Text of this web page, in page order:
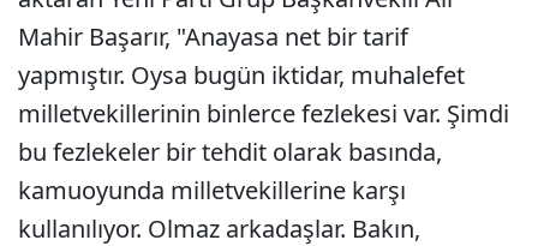
Mahir Başarır, "Anayasa net bir tarif
yapmıştır. Oysa bugün iktidar, muhalefet
milletvekillerinin binlerce fezlekesi var. Şimdi
bu fezlekeler bir tehdit olarak basında,
kamuoyunda milletvekillerine karşı
kullanılıyor. Olmaz arkadaşlar. Bakın,